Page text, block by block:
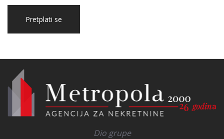
Pretplati se
Dio grupe